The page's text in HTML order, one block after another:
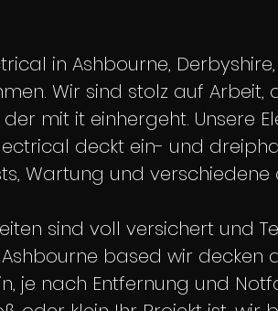
in Ashbourne,
Wir sind stolz auf
der mit it einhergeht. Unsere
deckt ein- und
Wartung und
sind voll versichert und
Ashbourne based wir
je nach Entfernung und